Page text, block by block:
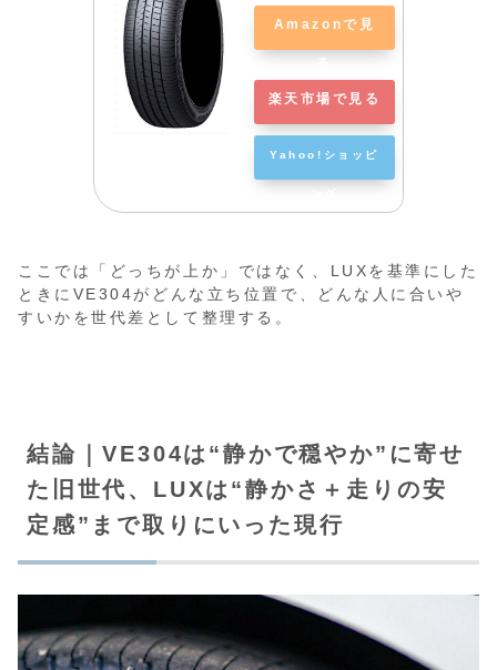
Amazonで見
楽天市場で見る
Yahoo!ショッピ
ここでは「どっちが上か」ではなく、LUXを基準にした
ときにVE304がどんな立ち位置で、どんな人に合いや
すいかを世代差として整理する。
結論｜VE304は“静かで穏やか”に寄せ
た旧世代、LUXは“静かさ＋走りの安
定感”まで取りにいった現行